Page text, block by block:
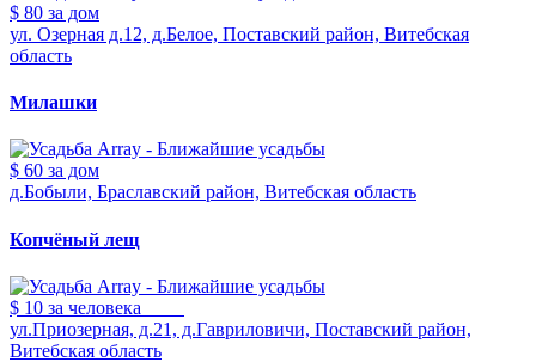
$ 80 за дом
ул. Озерная д.12, д.Белое, Поставский район, Витебская
область
Милашки
$ 60 за дом
д.Бобыли, Браславский район, Витебская область
Копчёный лещ
$ 10 за человека
ул.Приозерная, д.21, д.Гавриловичи, Поставский район,
Витебская область